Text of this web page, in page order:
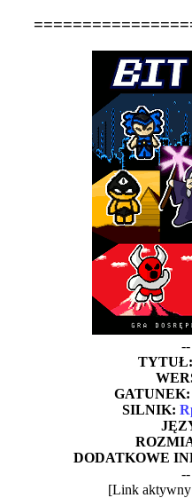
TYTUŁ:
GATUNEK:
SILNIK:
DODATKOWE
[Link